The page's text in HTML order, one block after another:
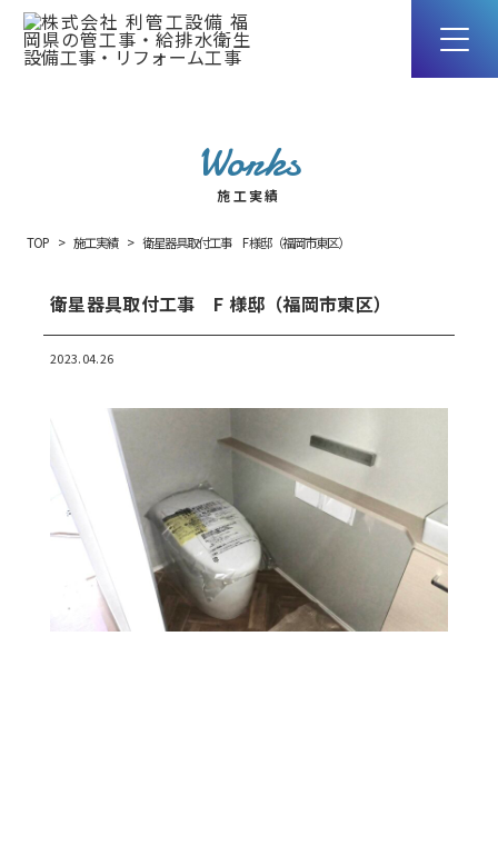
Works
施工実績
TOP 施工実績 衛星器具取付工事 F 様邸（福岡市東区）
衛星器具取付工事 F 様邸（福岡市東区）
2023.04.26